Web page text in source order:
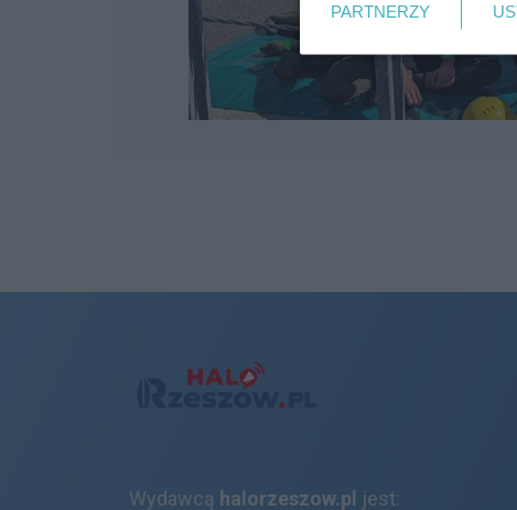
Wydawcą halorzeszow.pl jest:
PARTNERZY